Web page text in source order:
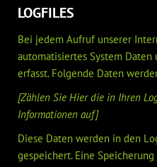
LOGFILES
Bei jedem Aufruf unserer
automatisiertes System
erfasst. Folgende Daten
[Zählen Sie Hier die in Ihren
Informationen auf]
Diese Daten werden in den
gespeichert. Eine